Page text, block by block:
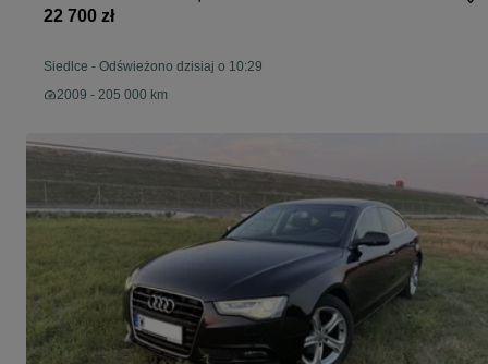
22 700 zł
Siedlce - Odświeżono dzisiaj o 10:29
2009 - 205 000 km